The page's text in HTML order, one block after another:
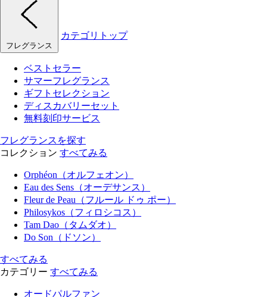
フレグランス
カテゴリトップ
ベストセラー
サマーフレグランス
ギフトセレクション
ディスカバリーセット
無料刻印サービス
フレグランスを探す
コレクション すべてみる
Orphéon（オルフェオン）
Eau des Sens（オーデサンス）
Fleur de Peau（フルール ドゥ ポー）
Philosykos（フィロシコス）
Tam Dao（タムダオ）
Do Son（ドソン）
すべてみる
カテゴリー すべてみる
オードパルファン